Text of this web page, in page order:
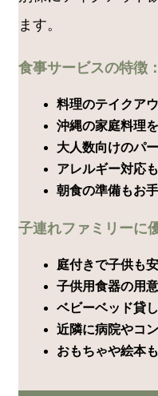
ます。
食事サービスの特徴：
料理のテイクア
沖縄の家庭料理
大人数向けのパ
アレルギー対応
朝食の準備もお
子連れファミリーに
庭付きで子供も
子供用食器の用
ベビーベッド貸
近隣に病院やコ
おもちゃや絵本